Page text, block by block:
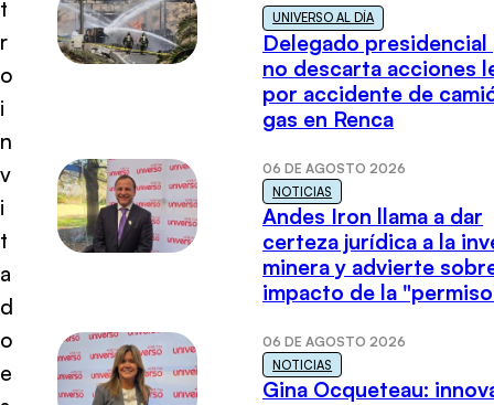
t
r
o
i
n
v
i
t
a
d
o
e
UNIVERSO AL DÍA
Delegado presidencial
no descarta acciones
por accidente de
gas en Renca
06 DE AGOSTO 2026
NOTICIAS
Andes Iron llama a dar
certeza jurídica a la
minera y advierte
impacto de la
06 DE AGOSTO 2026
NOTICIAS
Gina Ocqueteau: